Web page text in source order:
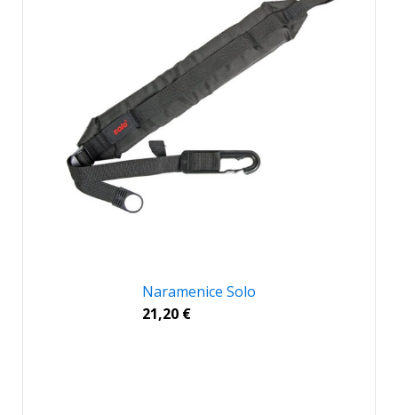
Naramenice Solo
21,20 €